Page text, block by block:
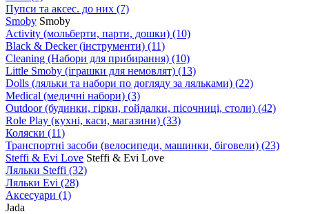
Пупси та аксес. до них (7)
Smoby Smoby
Аctivity (мольберти, парти, дошки) (10)
Black & Decker (інструменти) (11)
Cleaning (Набори для прибирання) (10)
Little Smoby (іграшки для немовлят) (13)
Dolls (ляльки та набори по догляду за ляльками) (22)
Medical (медичні набори) (3)
Outdoor (будинки, гірки, гойдалки, пісочниці, столи) (42)
Role Play (кухні, каси, магазини) (33)
Коляски (11)
Транспортні засоби (велосипеди, машинки, біговели) (23)
Steffi & Evi Love Steffi & Evi Love
Ляльки Steffi (32)
Ляльки Evi (28)
Аксесуари (1)
Jada